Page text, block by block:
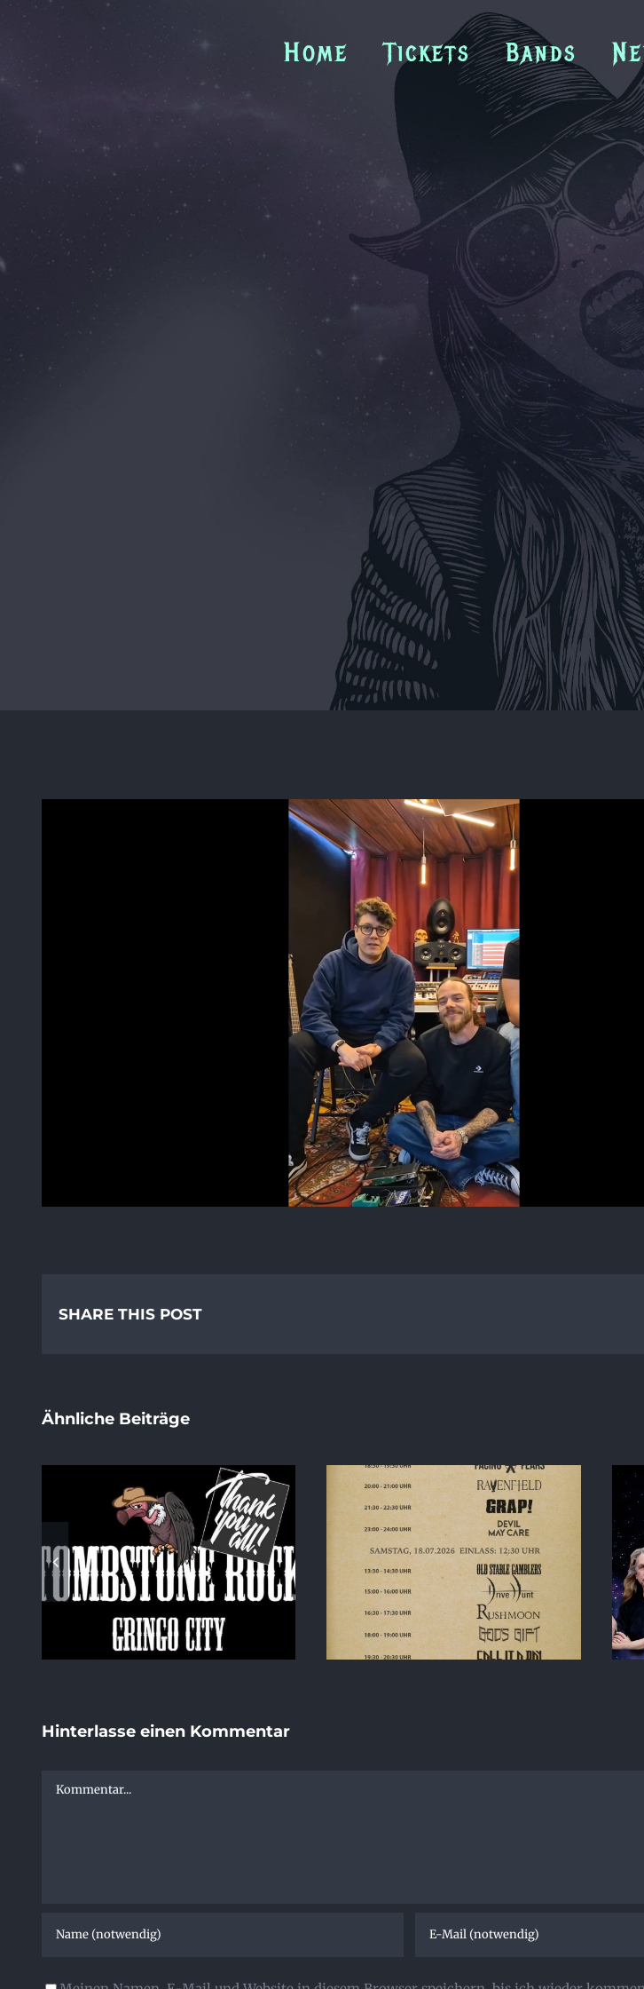
Zum
Home Tickets Bands
SHARE THIS POST
Ähnliche Beiträge
Running Order 2026
Special Album Release
Show at Tombstone Rock!
Hinterlasse einen Kommentar
Kommentar